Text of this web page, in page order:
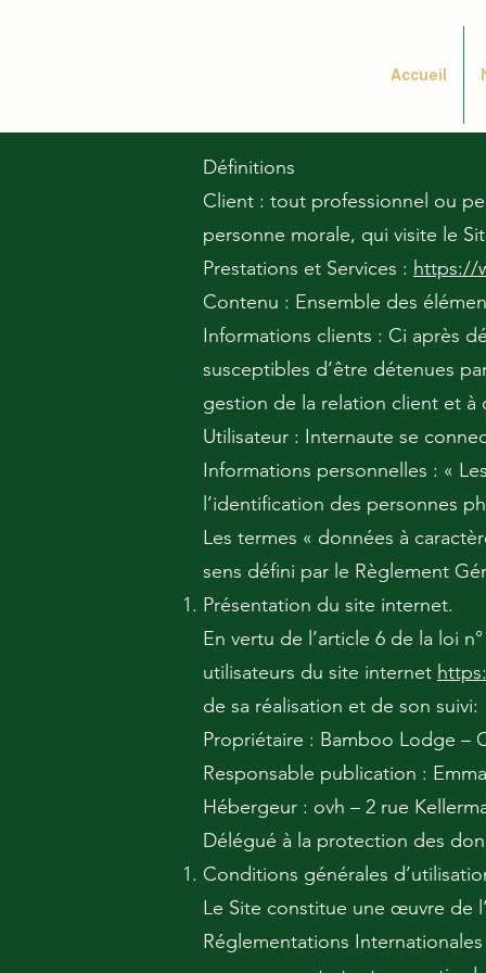
Accueil
Définitions
Client : tout professionnel ou
personne morale, qui visite le
Prestations et Services : https://
Contenu : Ensemble des
Informations clients : Ci après
susceptibles d’être détenues
gestion de la relation client et à
Utilisateur : Internaute se
Informations personnelles : «
l’identification des personnes
Les termes « données à
sens défini par le Règlement
Présentation du site internet.
En vertu de l’article 6 de la loi
utilisateurs du site internet
de sa réalisation et de son suivi:
Propriétaire : Bamboo Lodge –
Responsable publication :
Hébergeur : ovh – 2 rue
Délégué à la protection des
Conditions générales
Le Site constitue une œuvre de
Réglementations